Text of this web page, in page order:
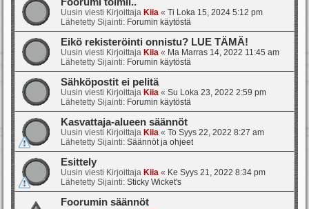
Uusin viesti Kirjoittaja Kiia « Ti Loka 15, 2024 5:12 pm
Lähetetty Sijainti: Forumin käytöstä
Eikö rekisteröinti onnistu? LUE TÄMÄ!
Uusin viesti Kirjoittaja Kiia « Ma Marras 14, 2022 11:45 am
Lähetetty Sijainti: Forumin käytöstä
Sähköpostit ei pelitä
Uusin viesti Kirjoittaja Kiia « Su Loka 23, 2022 2:59 pm
Lähetetty Sijainti: Forumin käytöstä
Kasvattaja-alueen säännöt
Uusin viesti Kirjoittaja Kiia « To Syys 22, 2022 8:27 am
Lähetetty Sijainti: Säännöt ja ohjeet
Esittely
Uusin viesti Kirjoittaja Kiia « Ke Syys 21, 2022 8:34 pm
Lähetetty Sijainti: Sticky Wicket's
Foorumin säännöt